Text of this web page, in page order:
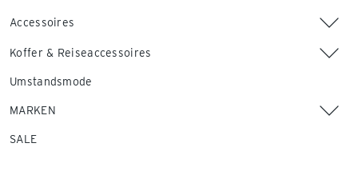
Accessoires
Koffer & Reiseaccessoires
Umstandsmode
MARKEN
SALE